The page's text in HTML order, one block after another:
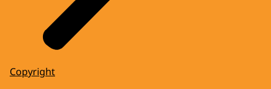
Copyright